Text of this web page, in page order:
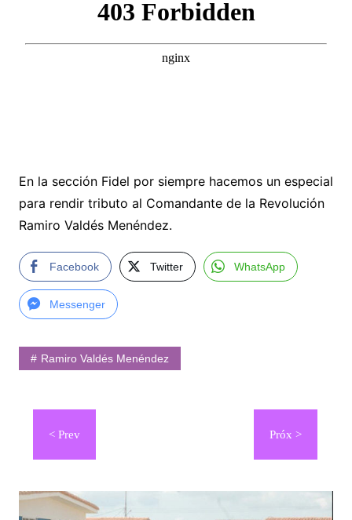
En la sección Fidel por siempre hacemos un especial
para rendir tributo al Comandante de la Revolución
Ramiro Valdés Menéndez.
Facebook Twitter WhatsApp
Messenger
Ramiro Valdés Menéndez
Navegación
entradas